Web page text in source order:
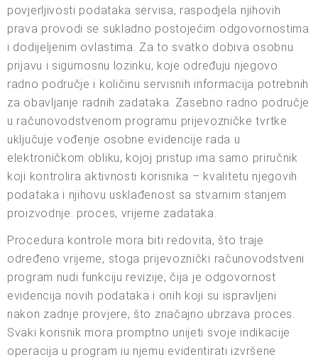
povjerljivosti podataka servisa, raspodjela njihovih
prava provodi se sukladno postojećim odgovornostima
i dodijeljenim ovlastima. Za to svatko dobiva osobnu
prijavu i sigurnosnu lozinku, koje određuju njegovo
radno područje i količinu servisnih informacija potrebnih
za obavljanje radnih zadataka. Zasebno radno područje
u računovodstvenom programu prijevozničke tvrtke
uključuje vođenje osobne evidencije rada u
elektroničkom obliku, kojoj pristup ima samo priručnik
koji kontrolira aktivnosti korisnika – kvalitetu njegovih
podataka i njihovu usklađenost sa stvarnim stanjem
proizvodnje. proces, vrijeme zadataka.
Procedura kontrole mora biti redovita, što traje
određeno vrijeme, stoga prijevoznički računovodstveni
program nudi funkciju revizije, čija je odgovornost
evidencija novih podataka i onih koji su ispravljeni
nakon zadnje provjere, što značajno ubrzava proces.
Svaki korisnik mora promptno unijeti svoje indikacije
operacija u program iu njemu evidentirati izvršene